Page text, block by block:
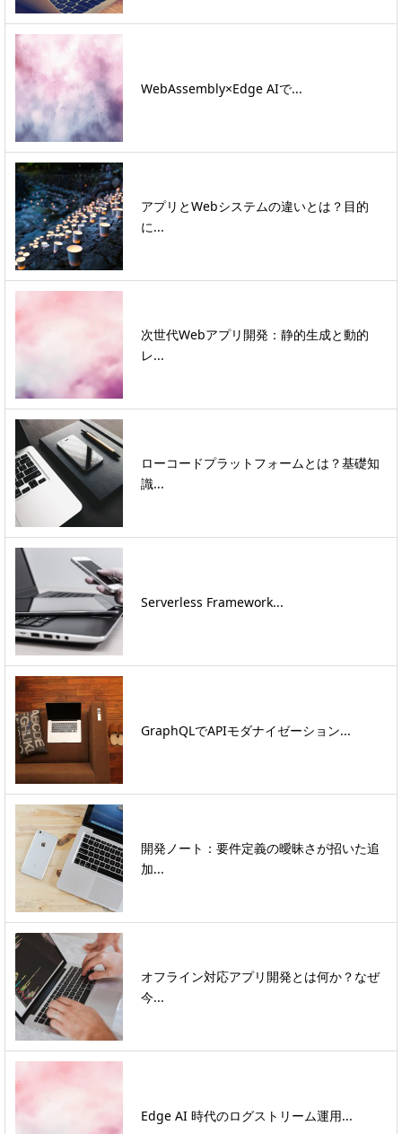
WebAssembly×Edge AIで...
アプリとWebシステムの違いとは？目的
に...
次世代Webアプリ開発：静的生成と動的
レ...
ローコードプラットフォームとは？基礎知
識...
Serverless Framework...
GraphQLでAPIモダナイゼーション...
開発ノート：要件定義の曖昧さが招いた追
加...
オフライン対応アプリ開発とは何か？なぜ
今...
Edge AI 時代のログストリーム運用...